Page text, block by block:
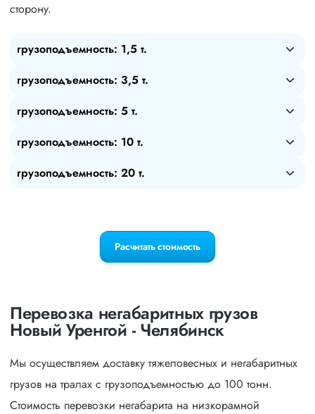
сторону.
грузоподъемность: 1,5 т.
грузоподъемность: 3,5 т.
грузоподъемность: 5 т.
грузоподъемность: 10 т.
грузоподъемность: 20 т.
Расчитать стоимость
Перевозка негабаритных грузов
Новый Уренгой - Челябинск
Мы осуществляем доставку тяжеловесных и негабаритных
грузов на тралах с грузоподъемностью до 100 тонн.
Стоимость перевозки негабарита на низкорамной